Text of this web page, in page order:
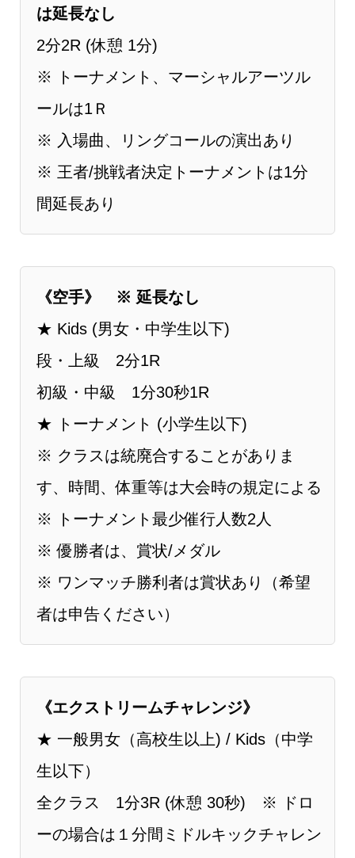
は延長なし
2分2R (休憩 1分)
※ トーナメント、マーシャルアーツル
ールは1Ｒ
※ 入場曲、リングコールの演出あり
※ 王者/挑戦者決定トーナメントは1分
間延長あり
《空手》 ※ 延長なし
★ Kids (男女・中学生以下)
段・上級 2分1R
初級・中級 1分30秒1R
★ トーナメント (小学生以下)
※ クラスは統廃合することがありま
す、時間、体重等は⼤会時の規定による
※ トーナメント最少催行人数2人
※ 優勝者は、賞状/メダル
※ ワンマッチ勝利者は賞状あり（希望
者は申告ください）
《エクストリームチャレンジ》
★ ⼀般男女（⾼校⽣以上) / Kids（中学
生以下）
全クラス 1分3R (休憩 30秒) ※ ドロ
ーの場合は１分間ミドルキックチャレン